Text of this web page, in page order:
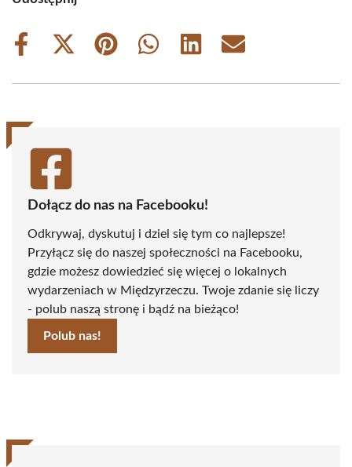
Share
Share
(Twitter)
Share
Share
Share
Share
Dołącz do nas na Facebooku!
Odkrywaj, dyskutuj i dziel się tym co najlepsze!
Przyłącz się do naszej społeczności na Facebooku,
gdzie możesz dowiedzieć się więcej o lokalnych
wydarzeniach w Międzyrzeczu. Twoje zdanie się liczy
- polub naszą stronę i bądź na bieżąco!
Polub nas!